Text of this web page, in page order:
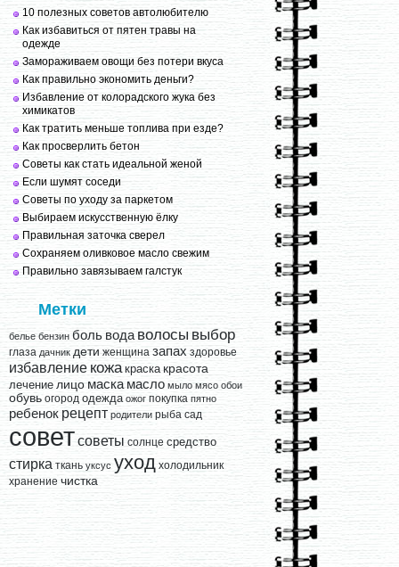
10 полезных советов автолюбителю
Как избавиться от пятен травы на
одежде
Замораживаем овощи без потери вкуса
Как правильно экономить деньги?
Избавление от колорадского жука без
химикатов
Как тратить меньше топлива при езде?
Как просверлить бетон
Советы как стать идеальной женой
Если шумят соседи
Советы по уходу за паркетом
Выбираем искусственную ёлку
Правильная заточка сверел
Сохраняем оливковое масло свежим
Правильно завязываем галстук
Метки
белье бензин боль вода волосы выбор
глаза дачник дети женщина запах здоровье
избавление кожа краска красота
лечение лицо маска масло мыло мясо обои
обувь огород одежда ожог покупка пятно
ребенок рецепт родители рыба сад
советсоветы солнце средство
стирка ткань уксус уход холодильник
хранение чистка